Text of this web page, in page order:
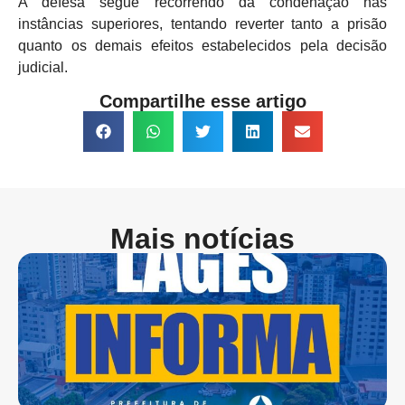
instâncias superiores, tentando reverter tanto a prisão
quanto os demais efeitos estabelecidos pela decisão
judicial.
Compartilhe esse artigo
Mais notícias